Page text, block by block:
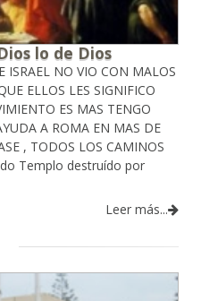
lo de Dios
ISRAEL NO VIO CON MALOS
ELLOS LES SIGNIFICO
ES MAS TENGO
A ROMA EN MAS DE
, TODOS LOS CAMINOS
Templo destruído por
Leer más...